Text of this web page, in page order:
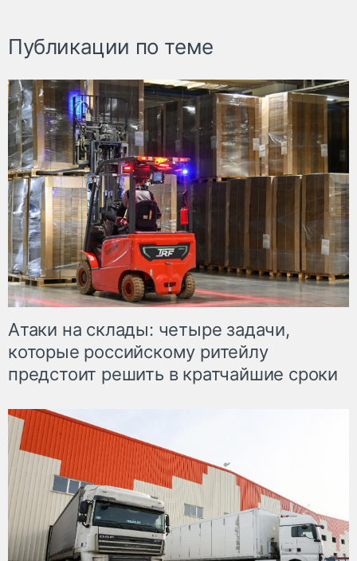
Публикации по теме
Атаки на склады: четыре задачи,
которые российскому ритейлу
предстоит решить в кратчайшие сроки